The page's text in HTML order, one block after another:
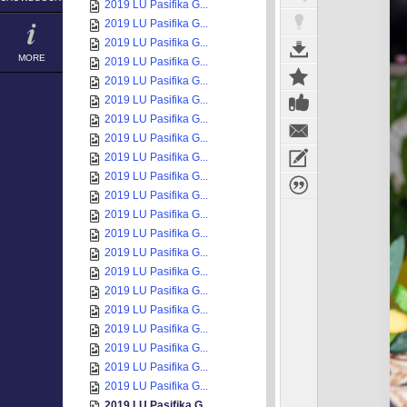
MORE
2019 LU Pasifika G...
2019 LU Pasifika G...
2019 LU Pasifika G...
2019 LU Pasifika G...
2019 LU Pasifika G...
2019 LU Pasifika G...
2019 LU Pasifika G...
2019 LU Pasifika G...
2019 LU Pasifika G...
2019 LU Pasifika G...
2019 LU Pasifika G...
2019 LU Pasifika G...
2019 LU Pasifika G...
2019 LU Pasifika G...
2019 LU Pasifika G...
2019 LU Pasifika G...
2019 LU Pasifika G...
2019 LU Pasifika G...
2019 LU Pasifika G...
2019 LU Pasifika G...
2019 LU Pasifika G...